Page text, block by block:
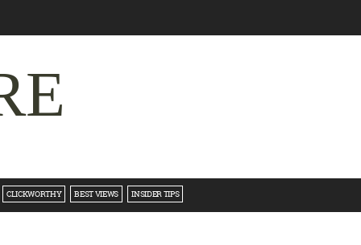
CLICKWORTHY BEST VIEWS INSIDER TIPS